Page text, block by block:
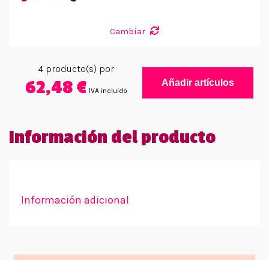
Cambiar
4producto(s) por
62,48 € IVA incluido
Añadir artículos
Información del producto
Información adicional